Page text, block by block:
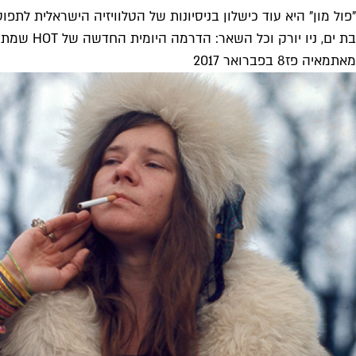
"פול מון" היא עוד כישלון בניסיונות של הטלוויזיה הישראלית
בת ים, ניו יורק וכל השאר: הדרמה היומית החדשה של HOT שמתרחשת לחופיו של אי בתאילנד, היא ניסיון נוסף של הטלוויזיה...
מאתמאיה פז8 בפברואר 2017